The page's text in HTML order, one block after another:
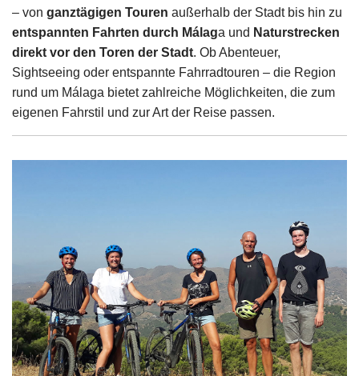
– von ganztägigen Touren außerhalb der Stadt bis hin zu
entspannten Fahrten durch Málaga und Naturstrecken
direkt vor den Toren der Stadt. Ob Abenteuer,
Sightseeing oder entspannte Fahrradtouren – die Region
rund um Málaga bietet zahlreiche Möglichkeiten, die zum
eigenen Fahrstil und zur Art der Reise passen.